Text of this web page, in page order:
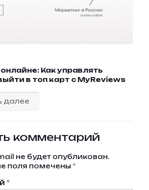
Как управлять
в топ карт с MyReviews
далее
комментарий
не будет опубликован.
поля помечены *
*